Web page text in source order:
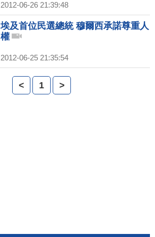
2012-06-26 21:39:48
埃及首位民選總統 穆爾西承諾尊重人
權
2012-06-25 21:35:54
< 1 >